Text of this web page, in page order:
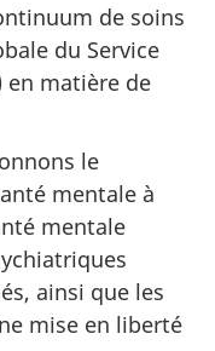
de soins
du Service
en matière de
le
mentale à
mentale
ainsi que les
mise en liberté